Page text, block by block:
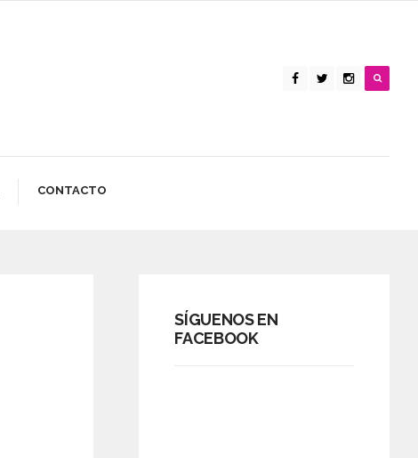
CONTACTO
SÍGUENOS EN
FACEBOOK